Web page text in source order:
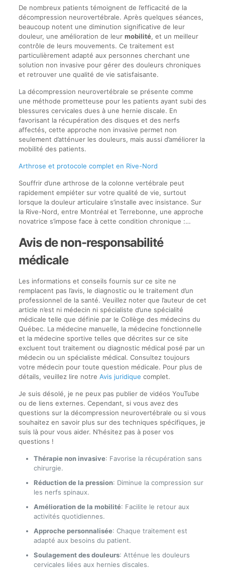
De nombreux patients témoignent de l’efficacité de la
décompression neurovertébrale. Après quelques séances,
beaucoup notent une diminution significative de leur
douleur, une amélioration de leur mobilité, et un meilleur
contrôle de leurs mouvements. Ce traitement est
particulièrement adapté aux personnes cherchant une
solution non invasive pour gérer des douleurs chroniques
et retrouver une qualité de vie satisfaisante.
La décompression neurovertébrale se présente comme
une méthode prometteuse pour les patients ayant subi des
blessures cervicales dues à une hernie discale. En
favorisant la récupération des disques et des nerfs
affectés, cette approche non invasive permet non
seulement d’atténuer les douleurs, mais aussi d’améliorer la
mobilité des patients.
Arthrose et protocole complet en Rive-Nord
Souffrir d’une arthrose de la colonne vertébrale peut
rapidement empiéter sur votre qualité de vie, surtout
lorsque la douleur articulaire s’installe avec insistance. Sur
la Rive-Nord, entre Montréal et Terrebonne, une approche
novatrice s’impose face à cette condition chronique :…
Avis de non-responsabilité
médicale
Les informations et conseils fournis sur ce site ne
remplacent pas l’avis, le diagnostic ou le traitement d’un
professionnel de la santé. Veuillez noter que l’auteur de cet
article n’est ni médecin ni spécialiste d’une spécialité
médicale telle que définie par le Collège des médecins du
Québec. La médecine manuelle, la médecine fonctionnelle
et la médecine sportive telles que décrites sur ce site
excluent tout traitement ou diagnostic médical posé par un
médecin ou un spécialiste médical. Consultez toujours
votre médecin pour toute question médicale. Pour plus de
détails, veuillez lire notre Avis juridique complet.
Je suis désolé, je ne peux pas publier de vidéos YouTube
ou de liens externes. Cependant, si vous avez des
questions sur la décompression neurovertébrale ou si vous
souhaitez en savoir plus sur des techniques spécifiques, je
suis là pour vous aider. N’hésitez pas à poser vos
questions !
Thérapie non invasive: Favorise la récupération sans
chirurgie.
Réduction de la pression: Diminue la compression sur
les nerfs spinaux.
Amélioration de la mobilité: Facilite le retour aux
activités quotidiennes.
Approche personnalisée: Chaque traitement est
adapté aux besoins du patient.
Soulagement des douleurs: Atténue les douleurs
cervicales liées aux hernies discales.